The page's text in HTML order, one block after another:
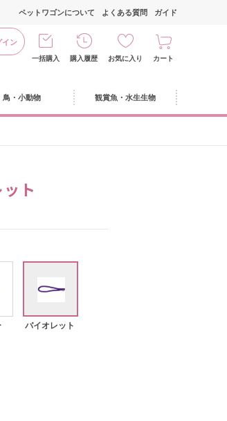
イン
ペットワゴンについて よくある質問 ガイド
一括購入 購入履歴 お気に入り カート
鳥・小動物 観賞魚・水生生物
ト
バイオレット